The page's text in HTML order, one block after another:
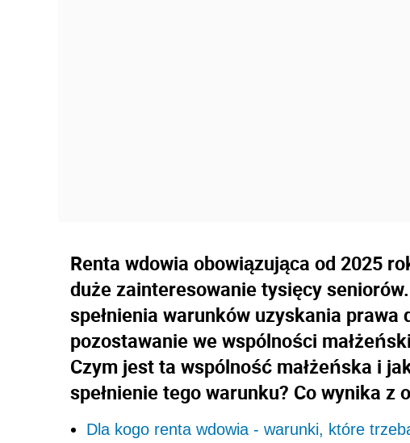
Renta wdowia obowiązująca od 2025
duże zainteresowanie tysięcy
spełnienia warunków uzyskania
pozostawanie we wspólności
Czym jest ta wspólność małżeńska i
spełnienie tego warunku? Co wynika z
Dla kogo renta wdowia - warunki, które